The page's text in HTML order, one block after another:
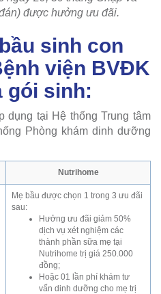
được hưởng ưu đãi.
sinh con
viện BVĐK
gói sinh:
tại Hệ thống Trung tâm
Phòng khám dinh dưỡng
Nutrihome
Mẹ bầu được chọn 1 trong 3 ưu đãi
sau:
Hưởng ưu đãi giảm 50%
dịch vụ xét nghiệm các
thành phần sữa mẹ tại
Nutrihome trị giá 250.000
đồng;
Hoặc 01 lần phí khám tư
vấn dinh dưỡng cho mẹ trị